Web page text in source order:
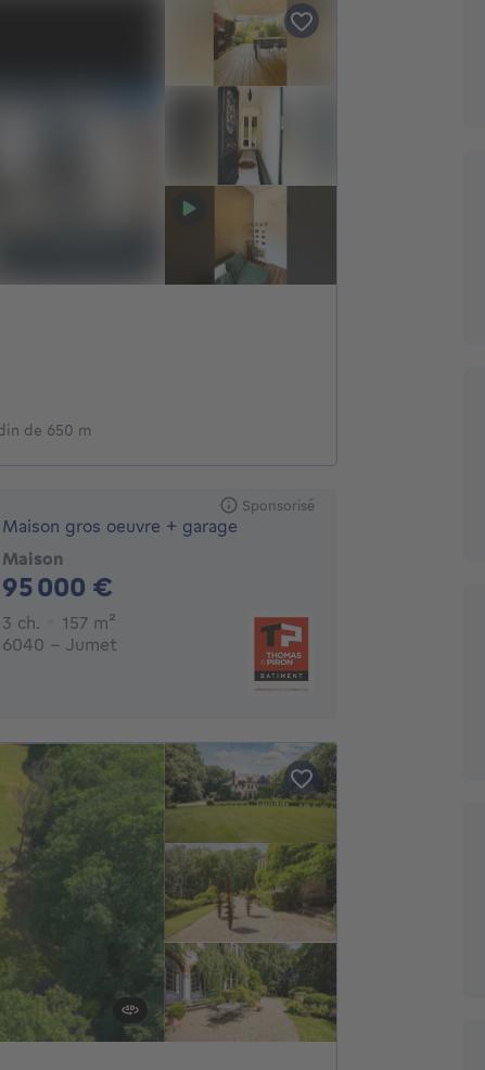
de 650 m
Sponsorisé
Maison gros oeuvre + garage
Maison
95 000 €
3 ch. 3 chambres
157 m²
6040 - Jumet